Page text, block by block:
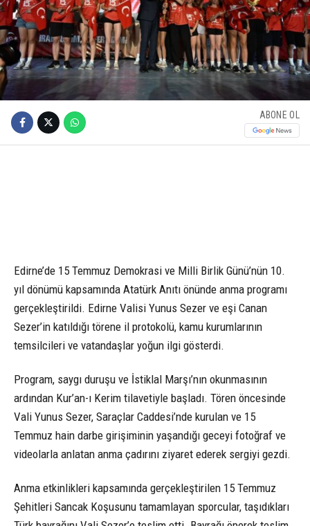
ABONE OL
Edirne’de 15 Temmuz Demokrasi ve Milli Birlik Günü’nün 10.
yıl dönümü kapsamında Atatürk Anıtı önünde anma programı
gerçekleştirildi. Edirne Valisi Yunus Sezer ve eşi Canan
Sezer’in katıldığı törene il protokolü, kamu kurumlarının
temsilcileri ve vatandaşlar yoğun ilgi gösterdi.
Program, saygı duruşu ve İstiklal Marşı’nın okunmasının
ardından Kur’an-ı Kerim tilavetiyle başladı. Tören öncesinde
Vali Yunus Sezer, Saraçlar Caddesi’nde kurulan ve 15
Temmuz hain darbe girişiminin yaşandığı geceyi fotoğraf ve
videolarla anlatan anma çadırını ziyaret ederek sergiyi gezdi.
Anma etkinlikleri kapsamında gerçekleştirilen 15 Temmuz
Şehitleri Sancak Koşusunu tamamlayan sporcular, taşıdıkları